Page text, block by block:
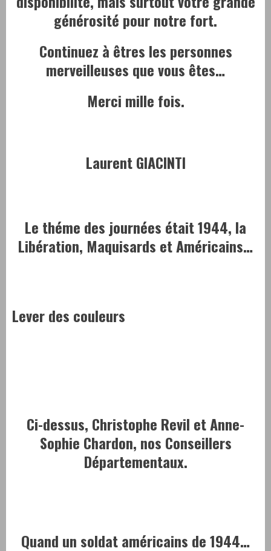
générosité pour notre fort.
Continuez à êtres les personnes
merveilleuses que vous êtes…
Merci mille fois.
Laurent GIACINTI
Le théme des journées était 1944, la
Libération, Maquisards et Américains…
Lever des couleurs
Ci-dessus, Christophe Revil et Anne-
Sophie Chardon, nos Conseillers
Départementaux.
Quand un soldat américains de 1944…